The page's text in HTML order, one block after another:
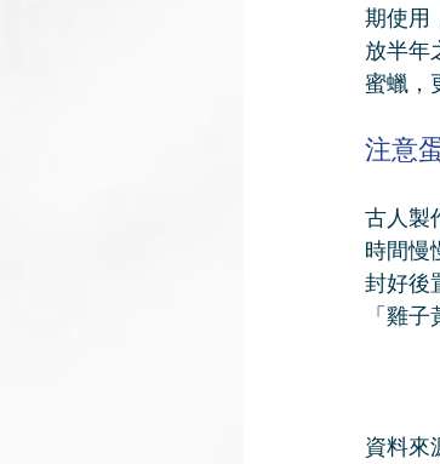
期使用
放半年
蜜蠟，
注意
古人製
時間慢
封好後
「雞
資料來